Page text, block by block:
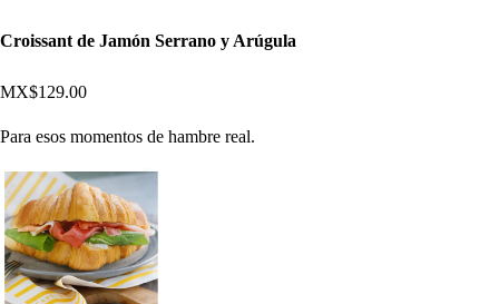
Croissant de Jamón Serrano y Arúgula
MX$129.00
Para esos momentos de hambre real.